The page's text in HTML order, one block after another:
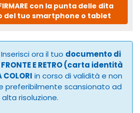
con la punta delle dita
del tuo smartphone o tablet
Inserisci ora il tuo documento di
E RETRO (carta identità
in corso di validità e non
preferibilmente scansionato ad
alta risoluzione.